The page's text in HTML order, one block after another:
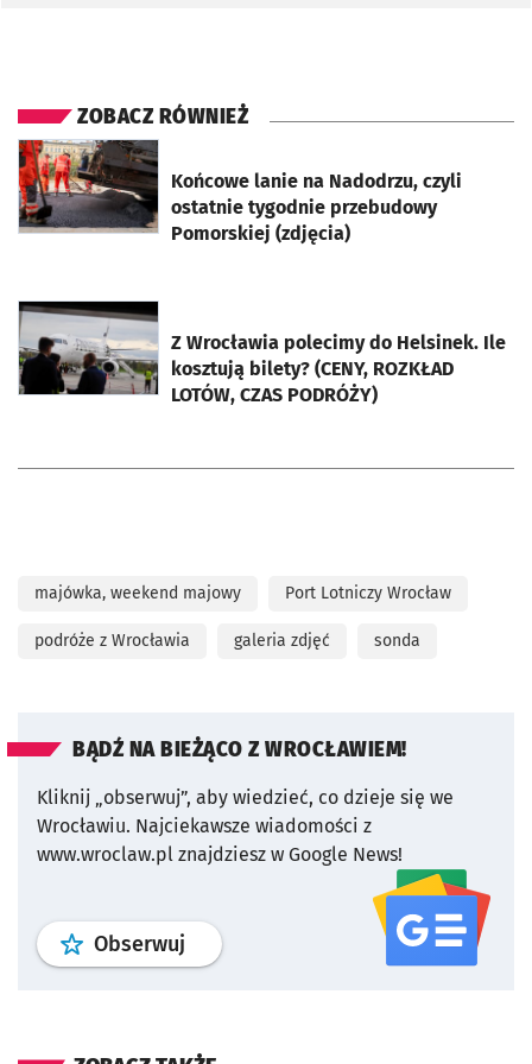
ZOBACZ RÓWNIEŻ
Końcowe lanie na Nadodrzu, czyli
ostatnie tygodnie przebudowy
Pomorskiej (zdjęcia)
otworzy się w nowej karcie
Z Wrocławia polecimy do Helsinek. Ile
kosztują bilety? (CENY, ROZKŁAD
LOTÓW, CZAS PODRÓŻY)
otworzy się w nowej karcie
majówka, weekend majowy Port Lotniczy Wrocław
podróże z Wrocławia galeria zdjęć sonda
BĄDŹ NA BIEŻĄCO Z WROCŁAWIEM!
Kliknij „obserwuj”, aby wiedzieć, co dzieje się we
Wrocławiu. Najciekawsze wiadomości z
www.wroclaw.pl znajdziesz w Google News!
Obserwuj profil serwisu